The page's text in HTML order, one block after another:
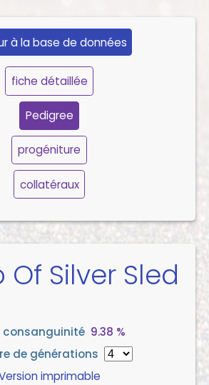
à la base de données
fiche détaillée
Pedigree
progéniture
collatéraux
Silver Sled
consanguinité 9.38 %
de générations
imprimable